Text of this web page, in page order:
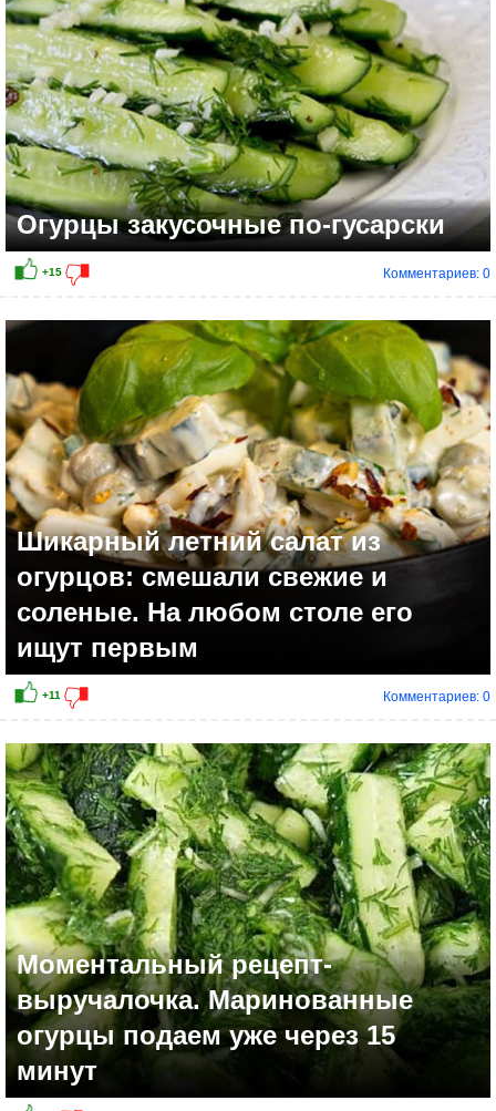
+3
Огурцы закусочные по-гусарски
Комментариев: 0
Шикарный летний салат из
огурцов: смешали свежие и
соленые. На любом столе его
ищут первым
Комментариев: 0
Моментальный рецепт-
выручалочка. Маринованные
огурцы подаем уже через 15
минут